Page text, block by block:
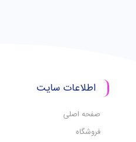
اطلاعات سایت
صفحه اصلی
فروشگاه